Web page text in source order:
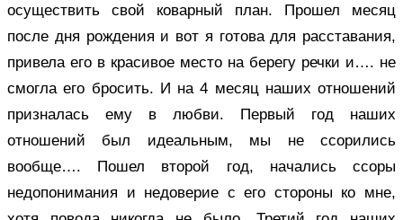
осуществить свой коварный план. Прошел месяц
после дня рождения и вот я готова для расставания,
привела его в красивое место на берегу речки и…. не
смогла его бросить. И на 4 месяц наших отношений
призналась ему в любви. Первый год наших
отношений был идеальным, мы не ссорились
вообще…. Пошел второй год, начались ссоры
недопонимания и недоверие с его стороны ко мне,